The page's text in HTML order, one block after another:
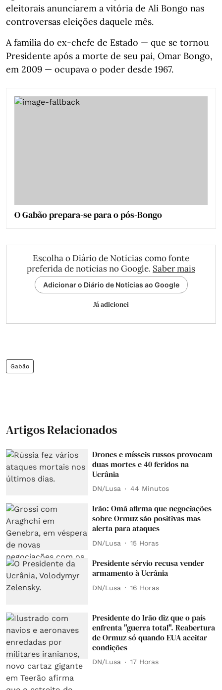
eleitorais anunciarem a vitória de Ali Bongo nas
controversas eleições daquele mês.
A família do ex-chefe de Estado — que se tornou
Presidente após a morte de seu pai, Omar Bongo,
em 2009 — ocupava o poder desde 1967.
O Gabão prepara-se para o pós-Bongo
Escolha o Diário de Notícias como fonte
preferida de notícias no Google. Saber mais
Adicionar o Diário de Notícias ao Google
Já adicionei
Gabão
Artigos Relacionados
Drones e mísseis russos provocam
duas mortes e 40 feridos na
Ucrânia
DN/Lusa 44 Minutos
Irão: Omã afirma que negociações
sobre Ormuz são positivas mas
alerta para ataques
DN/Lusa 15 Horas
Presidente sérvio recusa vender
armamento à Ucrânia
DN/Lusa 16 Horas
Presidente do Irão diz que o país
enfrenta "guerra total". Reabertura
de Ormuz só quando EUA aceitar
condições
DN/Lusa 17 Horas